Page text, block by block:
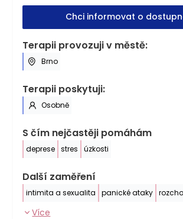
Chci informovat o
Terapii provozuji v městě:
Brno
Terapii poskytuji:
Osobně
S čím nejčastěji pomáhám
deprese stres úzkosti
Další zaměření
intimita a sexualita panické ataky
Více